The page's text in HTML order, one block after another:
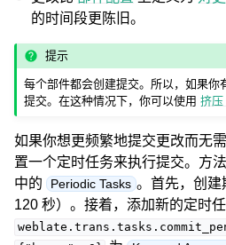
的时间段更陈旧。
提示
每个部件都会创建提交。所以，如果你
提交。在这种情况下，你可以使用挤压
如果你想更频繁地提交更改而无
置一个定时任务来执行提交。方
中的
Periodic Tasks 。首先，创建
120 秒）。接着，添加新的定时